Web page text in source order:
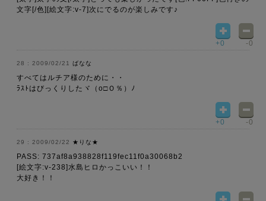
文字[/色][絵文字:v-7]次にでるのが楽しみです♪
+0 -0
2009/02/21 ばなな
すべてはルチア様のために・・
ﾗｽﾄはびっくりしたヾ（о□Ｏ％）ﾉ
+0 -0
2009/02/22 ★りな★
PASS: 737af8a938828f119fec11f0a30068b2
[絵文字:v-238]水島ヒロかっこいい！！
大好き！！